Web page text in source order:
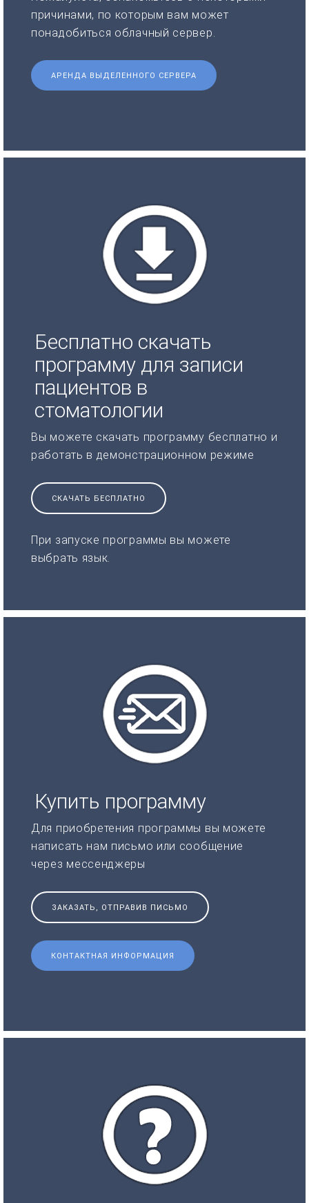
причинами, по которым вам может
понадобиться облачный сервер.
АРЕНДА ВЫДЕЛЕННОГО СЕРВЕРА
Бесплатно скачать
программу для записи
пациентов в
стоматологии
Вы можете скачать программу бесплатно и
работать в демонстрационном режиме
СКАЧАТЬ БЕСПЛАТНО
При запуске программы вы можете
выбрать язык.
Купить программу
Для приобретения программы вы можете
написать нам письмо или сообщение
через мессенджеры
ЗАКАЗАТЬ, ОТПРАВИВ ПИСЬМО
КОНТАКТНАЯ ИНФОРМАЦИЯ